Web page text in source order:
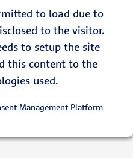
to load due to
to the visitor.
to setup the site
this content to the
used.
Management Platform